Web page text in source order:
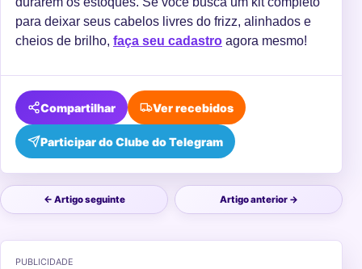
para deixar seus cabelos livres do frizz, alinhados e
cheios de brilho, faça seu cadastro agora mesmo!
Compartilhar
Participar do Clube do Telegram
Ver recebidos
← Artigo seguinte Artigo anterior →
PUBLICIDADE